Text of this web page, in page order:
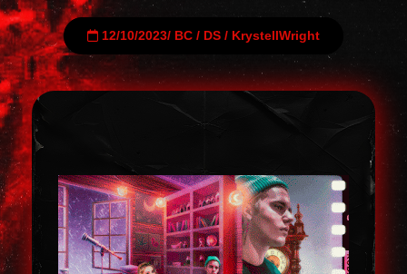
12/10/2023/ BC / DS / KrystellWright